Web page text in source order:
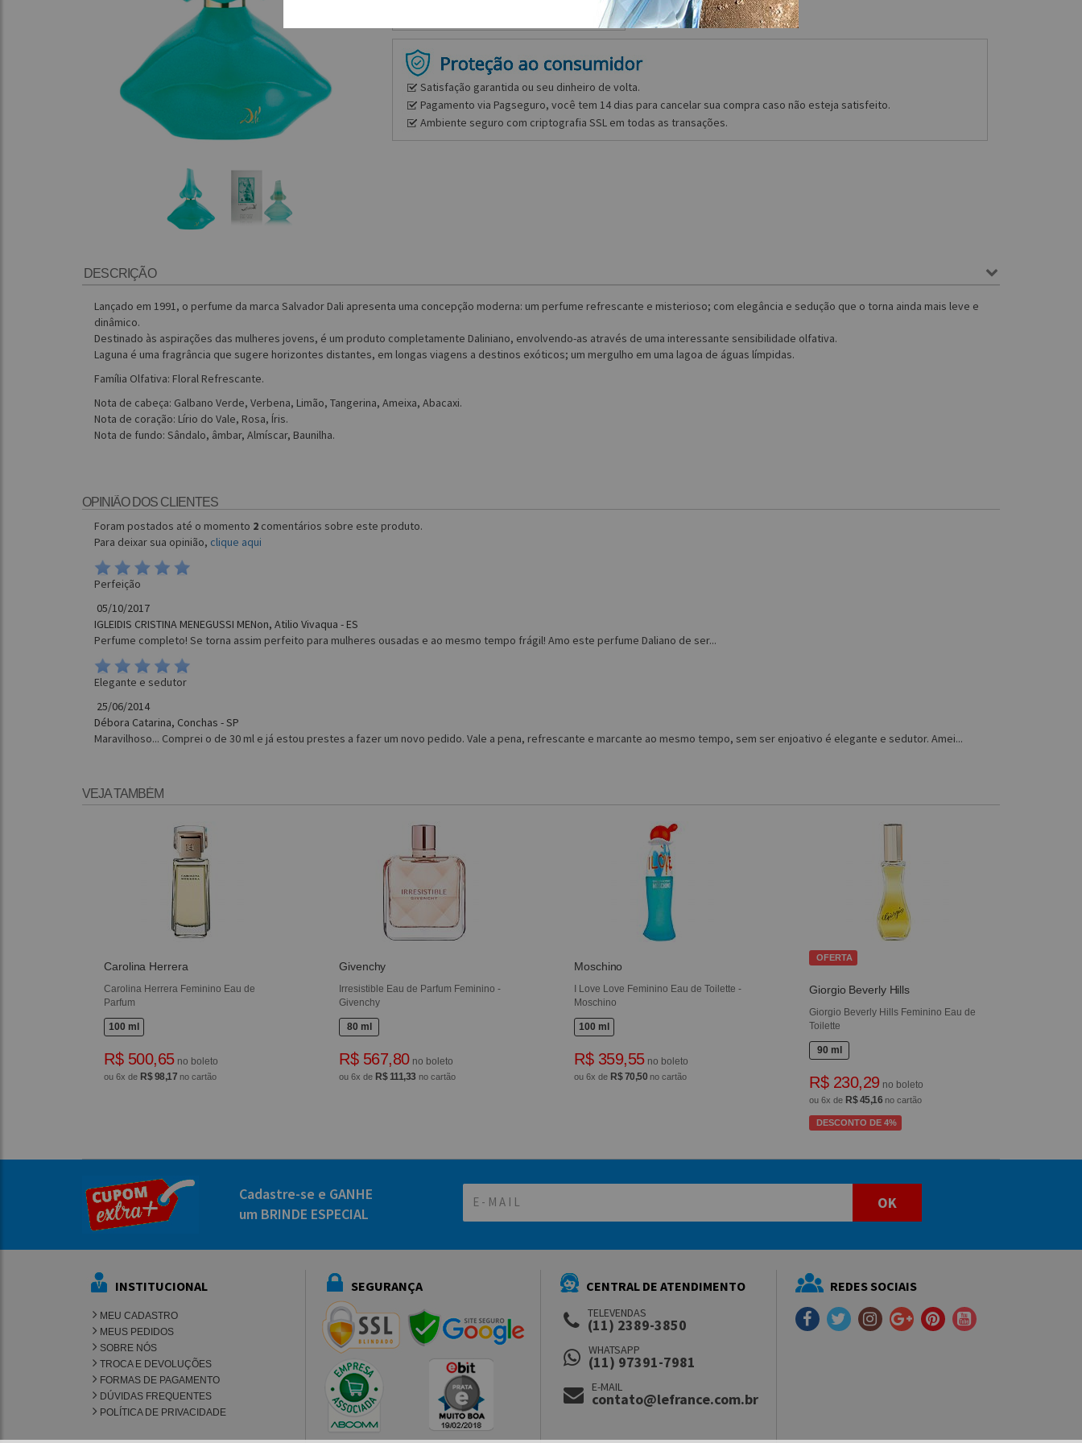
Satisfação garantida ou seu dinheiro de volta.
Pagamento via Pagseguro, você tem 14 dias para cancelar sua compra caso não esteja satisfeito.
Ambiente seguro com criptografia SSL em todas as transações.
DESCRIÇÃO
Lançado em 1991, o perfume da marca Salvador Dali apresenta uma concepção moderna: um perfume refrescante e misterioso; com elegância e sedução que o torna ainda mais leve e
dinâmico.
Destinado às aspirações das mulheres jovens, é um produto completamente Daliniano, envolvendo-as através de uma interessante sensibilidade olfativa.
Laguna é uma fragrância que sugere horizontes distantes, em longas viagens a destinos exóticos; um mergulho em uma lagoa de águas límpidas.
Família Olfativa: Floral Refrescante.
Nota de cabeça: Galbano Verde, Verbena, Limão, Tangerina, Ameixa, Abacaxi.
Nota de coração: Lírio do Vale, Rosa, Íris.
Nota de fundo: Sândalo, âmbar, Almíscar, Baunilha.
OPINIÃO DOS CLIENTES
Foram postados até o momento 2 comentários sobre este produto.
Para deixar sua opinião, clique aqui
Perfeição
05/10/2017
IGLEIDIS CRISTINA MENEGUSSI MENon, Atilio Vivaqua - ES
Perfume completo! Se torna assim perfeito para mulheres ousadas e ao mesmo tempo frágil! Amo este perfume Daliano de ser...
Elegante e sedutor
25/06/2014
Débora Catarina, Conchas - SP
Maravilhoso... Comprei o de 30 ml e já estou prestes a fazer um novo pedido. Vale a pena, refrescante e marcante ao mesmo tempo, sem ser enjoativo é elegante e sedutor. Amei...
VEJA TAMBÉM
Carolina Herrera
Carolina Herrera Feminino Eau de
Parfum
100 ml
R$ 500,65no boleto
ou 6x de R$ 98,17 no cartão
Givenchy
Irresistible Eau de Parfum Feminino -
Givenchy
80 ml
R$ 567,80no boleto
ou 6x de R$ 111,33 no cartão
Moschino
I Love Love Feminino Eau de Toilette -
Moschino
100 ml
R$ 359,55no boleto
ou 6x de R$ 70,50 no cartão
OFERTA
Giorgio Beverly Hills
Giorgio Beverly Hills Feminino Eau de
Toilette
90 ml
R$ 230,29 no boleto
ou 6x de R$ 45,16 no cartão
DESCONTO DE 4%
Cadastre-se e GANHE
um BRINDE ESPECIAL
OK
INSTITUCIONAL
MEU CADASTRO
MEUS PEDIDOS
SOBRE NÓS
TROCA E DEVOLUÇÕES
FORMAS DE PAGAMENTO
DÚVIDAS FREQUENTES
POLÍTICA DE PRIVACIDADE
SEGURANÇA CENTRAL DE ATENDIMENTO
TELEVENDAS
(11) 2389-3850
WHATSAPP
(11) 97391-7981
E-MAIL
contato@lefrance.com.br
REDES SOCIAIS